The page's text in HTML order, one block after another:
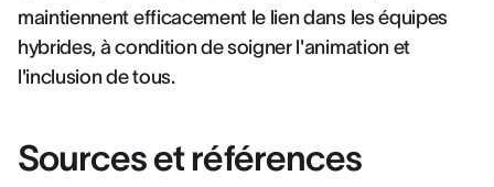
maintiennent efficacement le lien dans les équipes
hybrides, à condition de soigner l'animation et
l'inclusion de tous.
Sources et références